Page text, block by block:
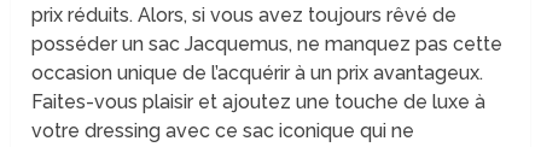
prix réduits. Alors, si vous avez toujours rêvé de
posséder un sac Jacquemus, ne manquez pas cette
occasion unique de l’acquérir à un prix avantageux.
Faites-vous plaisir et ajoutez une touche de luxe à
votre dressing avec ce sac iconique qui ne